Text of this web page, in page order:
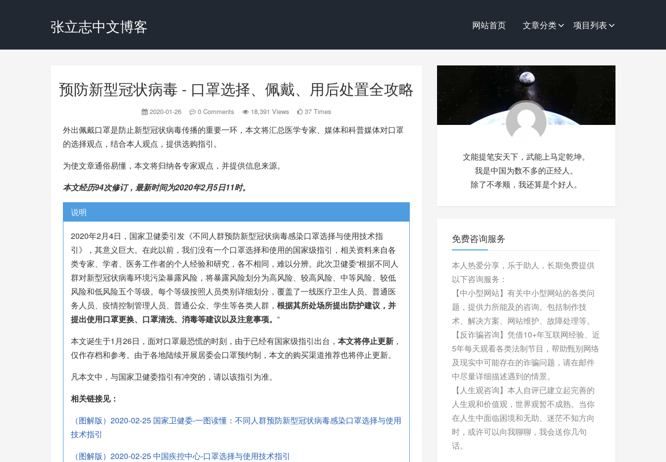
张立志中文博客 网站首页 文章分类 项目列表
预防新型冠状病毒 - 口罩选择、佩戴、用后处置全攻略
2020-01-26 0 Comments 18,391 Views 37 Times
外出佩戴口罩是防止新型冠状病毒传播的重要一环，本文将汇总医学专家、媒体和科普媒体对口罩
的选择观点，结合本人观点，提供选购指引。
为使文章通俗易懂，本文将归纳各专家观点，并提供信息来源。
本文经历94次修订，最新时间为2020年2月5日11时。
说明
2020年2月4日，国家卫健委引发《不同人群预防新型冠状病毒感染口罩选择与使用技术指
引》，其意义巨大。在此以前，我们没有一个口罩选择和使用的国家级指引，相关资料来自各
类专家、学者、医务工作者的个人经验和研究，各不相同，难以分辨。此次卫健委“根据不同人
群对新型冠状病毒环境污染暴露风险，将暴露风险划分为高风险、较高风险、中等风险、较低
风险和低风险五个等级。每个等级按照人员类别详细划分，覆盖了一线医疗卫生人员、普通医
务人员、疫情控制管理人员、普通公众、学生等各类人群， 根据其所处场所提出防护建议，并
提出使用口罩更换、口罩清洗、消毒等建议以及注意事项。 ”
本文诞生于1月26日，面对口罩最恐慌的时刻，由于已经有国家级指引出台， 本文将停止更新 ，
仅作存档和参考。由于各地陆续开展居委会口罩预约制，本文的购买渠道推荐也将停止更新。
凡本文中，与国家卫健委指引有冲突的，请以该指引为准。
相关链接见：
（图解版）2020-02-25 国家卫健委-一图读懂：不同人群预防新型冠状病毒感染口罩选择与使用
技术指引
（图解版）2020-02-25 中国疾控中心-口罩选择与使用技术指引
文能提笔安天下，武能上马定乾坤。
我是中国为数不多的正经人。
除了不孝顺，我还算是个好人。
免费咨询服务
本人热爱分享，乐于助人，长期免费提供
以下咨询服务：
【中小型网站】有关中小型网站的各类问
题，提供力所能及的咨询。包括制作技
术、解决方案、网站维护、故障处理等。
【反诈骗咨询】凭借10+年互联网经验、近
5年每天观看各类法制节目，帮助甄别网络
及现实中可能存在的诈骗问题，请在邮件
中尽量详细描述遇到的情景。
【人生观咨询】本人自评已建立起完善的
人生观和价值观，世界观暂不成熟。当你
在人生中面临困境和无助、迷茫不知方向
时，或许可以向我聊聊，我会送你几句
话。